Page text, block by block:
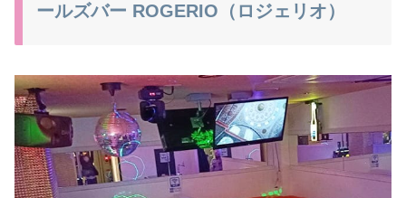
ールズバー ROGERIO（ロジェリオ）